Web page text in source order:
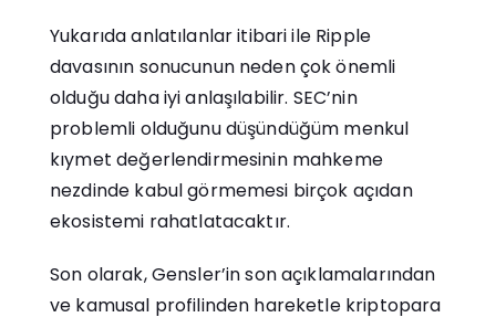
Yukarıda anlatılanlar itibari ile Ripple
davasının sonucunun neden çok önemli
olduğu daha iyi anlaşılabilir. SEC’nin
problemli olduğunu düşündüğüm menkul
kıymet değerlendirmesinin mahkeme
nezdinde kabul görmemesi birçok açıdan
ekosistemi rahatlatacaktır.
Son olarak, Gensler’in son açıklamalarından
ve kamusal profilinden hareketle kriptopara